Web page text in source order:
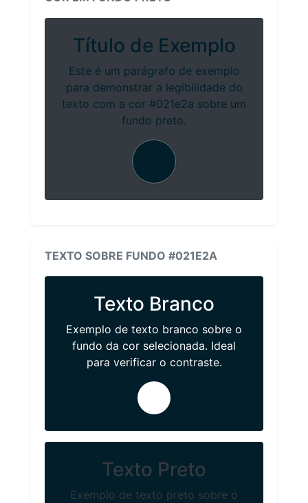
Título de Exemplo
Este é um parágrafo de exemplo
para demonstrar a legibilidade do
texto com a cor #021e2a sobre um
fundo preto.
TEXTO SOBRE FUNDO #021E2A
Texto Branco
Exemplo de texto branco sobre o
fundo da cor selecionada. Ideal
para verificar o contraste.
Texto Preto
Exemplo de texto preto sobre o